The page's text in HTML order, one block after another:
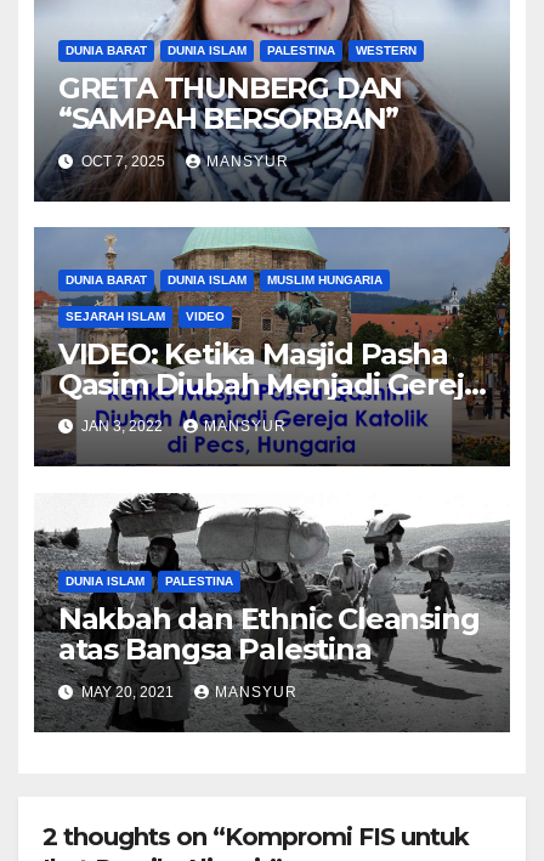
DUNIA BARAT DUNIA ISLAM PALESTINA WESTERN
GRETA THUNBERG DAN
“SAMPAH BERSORBAN”
OCT 7, 2025 MANSYUR
DUNIA BARAT DUNIA ISLAM MUSLIM HUNGARIA
SEJARAH ISLAM VIDEO
VIDEO: Ketika Masjid Pasha
Qasim Diubah Menjadi Gereja
Katolik di Pecs, Hungaria
JAN 3, 2022 MANSYUR
DUNIA ISLAM PALESTINA
Nakbah dan Ethnic Cleansing
atas Bangsa Palestina
MAY 20, 2021 MANSYUR
2 thoughts on “Kompromi FIS untuk